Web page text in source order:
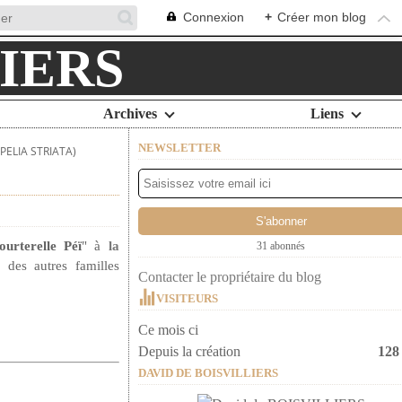
Connexion + Créer mon blog
Archives Liens
STRIATA)
Péï" à la
autres familles
NEWSLETTER
31 abonnés
Contacter le propriétaire du blog
VISITEURS
Ce mois ci
Depuis la création
DAVID DE BOISVILLIERS